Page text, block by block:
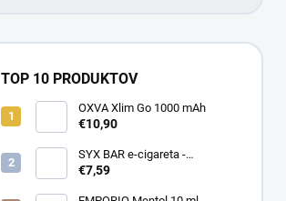
TOP 10 PRODUKTOV
OXVA Xlim Go 1000 mAh
€10,90
SYX BAR e-cigareta -
STRAWBERRY ICE CREAM 20
€7,59